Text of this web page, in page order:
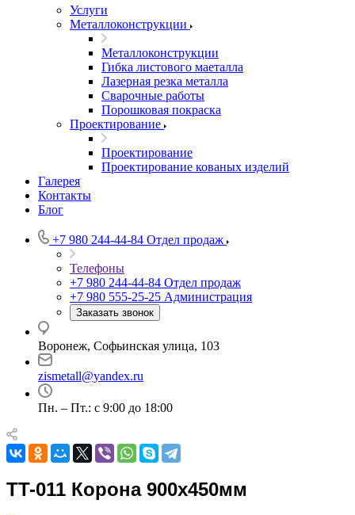
Услуги
Металлоконструкции
Металлоконструкции
Гибка листового маеталла
Лазерная резка металла
Сварочные работы
Порошковая покраска
Проектирование
Проектирование
Проектирование кованых изделий
Галерея
Контакты
Блог
+7 980 244-44-84 Отдел продаж
Телефоны
+7 980 244-44-84 Отдел продаж
+7 980 555-25-25 Администрация
Заказать звонок
Воронеж, Софьинская улица, 103
zismetall@yandex.ru
Пн. – Пт.: с 9:00 до 18:00
TT-011 Корона 900х450мм